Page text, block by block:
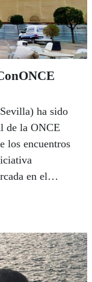
ha sido
de la ONCE
los encuentros
en el
año en este